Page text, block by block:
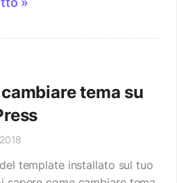
tema su
template installato sul tuo